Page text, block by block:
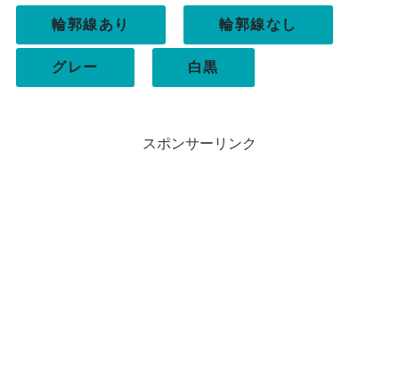
輪郭線あり 輪郭線なし
グレー 白黒
スポンサーリンク